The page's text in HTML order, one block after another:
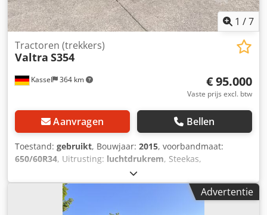
1 /7
Kassel 364 km
Tractoren (trekkers)
Valtra S354
€ 95.000
Vaste prijs excl. btw
Aanvragen Bellen
Toestand: gebruikt, Bouwjaar: 2015, voorbandmaat:
650/60R34, Uitrusting: luchtdrukrem, Steekas,
achterwielgewichten, ondertrekstangen Cat 3/3, Quick
Steer, Valtra Evolution / stoel met 2x 12V stopcontacten,
banden 4x NIEUW vooraan Mitas 650/60 R34 / Dcjdpsr N
Apfsfx Amgek
Advertentie